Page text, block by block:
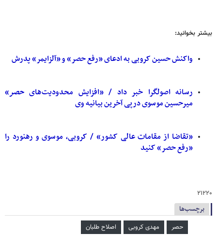
بیشتر بخوانید:
واکنش حسین کروبی به ادعای «رفع حصر» و «آلزایمر» پدرش
رسانه اصولگرا خبر داد / «افزایش محدودیت‌هایحصر»
میرحسین موسوی درپی آخرین بیانیه وی
«تقاضا از مقامات عالی کشور» / کروبی، موسوی و رهنورد را
«رفع حصر» کنید
۲۱۲۲۰
برچسب‌ها
حصر مهدی کروبی اصلاح طلبان